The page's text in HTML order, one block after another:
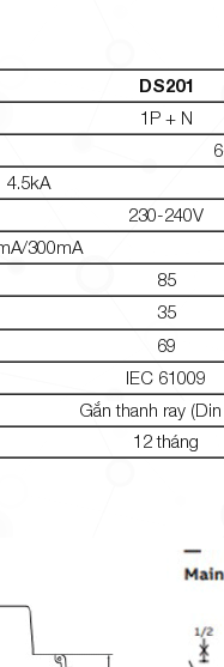
DS201
1P + N
4.5kA
230-240V
300mA
85
35
69
IEC 61009
Gắn thanh ray (Din
12 tháng